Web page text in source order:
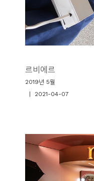
르비에르
2019년 5월
| 2021-04-07